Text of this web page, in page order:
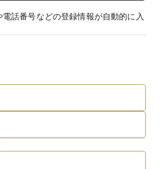
話番号などの登録情報が自動的に入